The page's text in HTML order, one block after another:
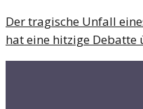
Der tragische Unfall
hat eine hitzige Debatte
ausgelöst. Wie weit